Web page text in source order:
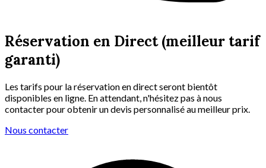
Réservation en Direct (meilleur tarif
garanti)
Les tarifs pour la réservation en direct seront bientôt
disponibles en ligne. En attendant, n'hésitez pas à nous
contacter pour obtenir un devis personnalisé au meilleur prix.
Nous contacter